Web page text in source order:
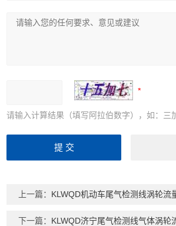
请输入计算结果（填写阿拉伯数字），如：三
上一篇： KLWQD机动车尾气检测线涡轮流
下一篇： KLWQD济宁尾气检测线气体涡轮